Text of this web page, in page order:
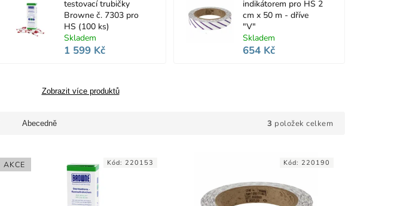
testovací trubičky
Browne č. 7303 pro
HS (100 ks)
Skladem
1 599 Kč
indikátorem pro HS 2
cm x 50 m - dříve
"V"
Skladem
654 Kč
Zobrazit více produktů
Abecedně 3 položek celkem
AKCE Kód:220153 Kód:220190